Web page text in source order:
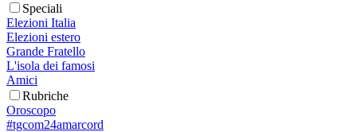
Speciali
Elezioni Italia
Elezioni estero
Grande Fratello
L'isola dei famosi
Amici
Rubriche
Oroscopo
#tgcom24amarcord